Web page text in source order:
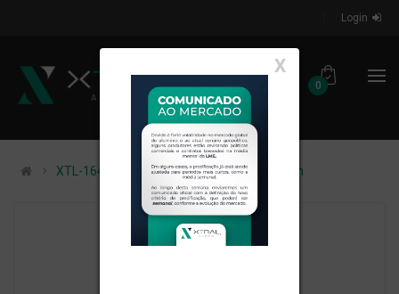
Login
0
X
XTL-164 - (1244) - PESO LINEAR: 0,206kg/m